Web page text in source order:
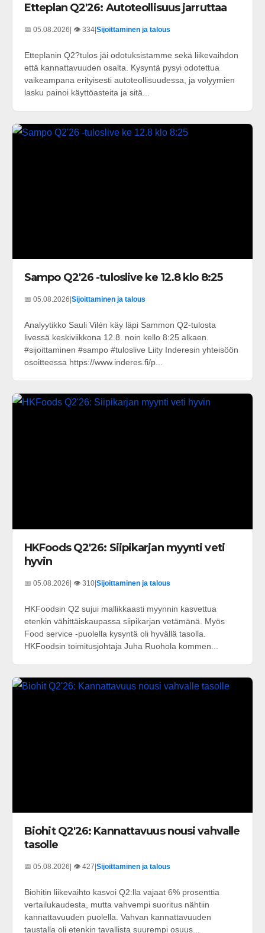
Etteplan Q2'26: Autoteollisuus jarruttaa
📅 05.08.2026| 👁️ 334|Sijoittaminen ja talous
Etteplanin Q2?tulos jäi odotuksistamme sekä liikevaihdon
että kannattavuuden osalta. Kysyntä pysyi odotettua
vaikeampana erityisesti autoteollisuudessa, ja volyymien
lasku painoi käyttöasteita ja sitä...
Sampo Q2'26 -tuloslive ke 12.8 klo 8:25
📅 05.08.2026 Sijoittaminen ja talous
Analyytikko Sauli Vilén käy läpi Sammon Q2-tulosta
livessä keskiviikkona 12.8. noin kello 8:25 alkaen.
#sijoittaminen #sampo #tuloslive Liity Inderesin yhteisöön
osoitteessa https://www.inderes.fi/p...
HKFoods Q2'26: Siipikarjan myynti veti
hyvin
📅 05.08.2026| 👁️ 310|Sijoittaminen ja talous
HKFoodsin Q2 sujui mallikkaasti myynnin kasvettua
etenkin vähittäiskaupassa siipikarjan vetämänä. Myös
Food service -puolella kysyntä oli hyvällä tasolla.
HKFoodsin toimitusjohtaja Juha Ruohola kommen...
Biohit Q2'26: Kannattavuus nousi vahvalle
tasolle
📅 05.08.2026 | 👁️ 427 Sijoittaminen ja talous
Biohitin liikevaihto kasvoi Q2:lla vajaat 6% prosenttia
vertailukaudesta, mutta vahvempi suoritus nähtiin
kannattavuuden puolella. Vahvan kannattavuuden
taustalla oli etenkin tavallista suurempi osuus...